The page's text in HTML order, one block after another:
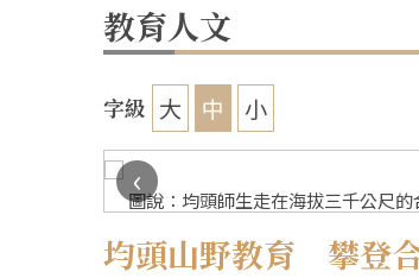
教育人文
字級 大 中 小
圖說：均頭師生走在海拔三千公尺
‹
均頭山野教育 攀登